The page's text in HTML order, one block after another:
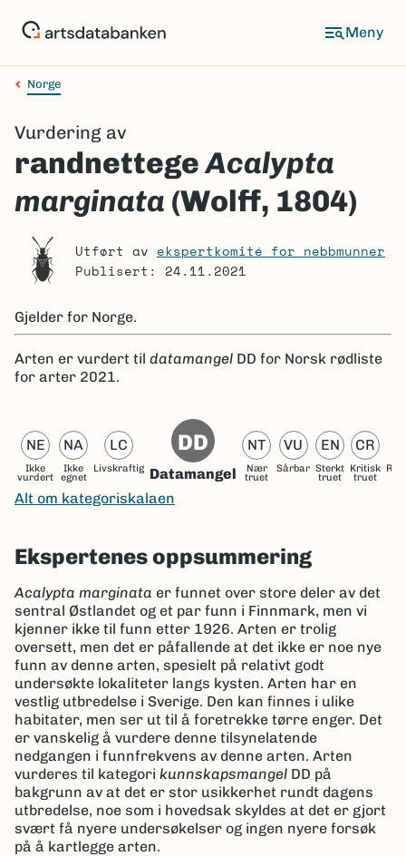
Meny
Navigasjonssti
Norge
Vurdering av
randnettege Acalypta
marginata (Wolff, 1804)
Utført av ekspertkomité for nebbmunner
Publisert: 24.11.2021
Gjelder for Norge.
Arten er vurdert til datamangel DD for Norsk rødliste
for arter 2021.
NE
Ikke
vurdert
NA
Ikke
egnet
LC
Livskraftig
DD
Datamangel
NT
Nær
truet
VU
Sårbar
EN
Sterkt
truet
CR
Kritisk
truet
Alt om kategoriskalaen
Ekspertenes oppsummering
Acalypta marginata er funnet over store deler av det
sentral Østlandet og et par funn i Finnmark, men vi
kjenner ikke til funn etter 1926. Arten er trolig
oversett, men det er påfallende at det ikke er noe nye
funn av denne arten, spesielt på relativt godt
undersøkte lokaliteter langs kysten. Arten har en
vestlig utbredelse i Sverige. Den kan finnes i ulike
habitater, men ser ut til å foretrekke tørre enger. Det
er vanskelig å vurdere denne tilsynelatende
nedgangen i funnfrekvens av denne arten. Arten
vurderes til kategori kunnskapsmangel DD på
bakgrunn av at det er stor usikkerhet rundt dagens
utbredelse, noe som i hovedsak skyldes at det er gjort
svært få nyere undersøkelser og ingen nyere forsøk
på å kartlegge arten.